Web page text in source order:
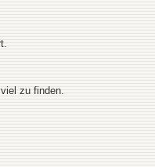
zu finden.